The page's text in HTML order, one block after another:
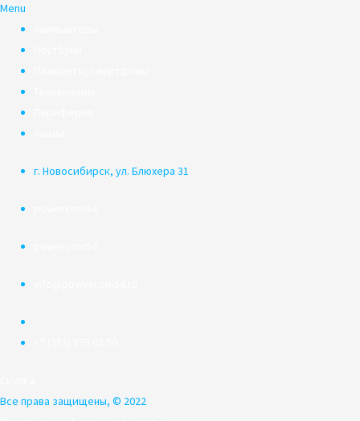
Menu
г. Новосибирск, ул. Блюхера 31
Все права защищены, © 2022